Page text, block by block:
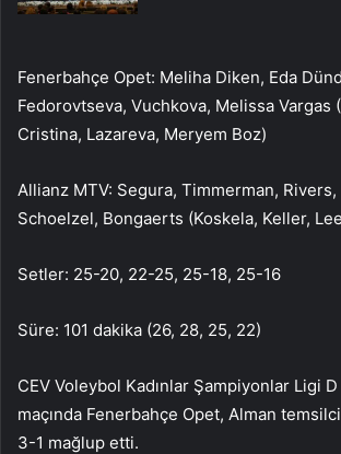
Fenerbahçe Opet: Meliha Diken, Eda
Fedorovtseva, Vuchkova, Melissa Vargas
Cristina, Lazareva, Meryem Boz)
Allianz MTV: Segura, Timmerman, Rivers,
Schoelzel, Bongaerts (Koskela, Keller,
Setler: 25-20, 22-25, 25-18, 25-16
Süre: 101 dakika (26, 28, 25, 22)
CEV Voleybol Kadınlar Şampiyonlar Ligi
maçında Fenerbahçe Opet, Alman
3-1 mağlup etti.